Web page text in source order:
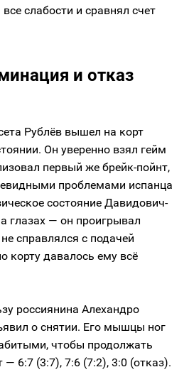
слабости и сравнял счет
и отказ
Рублёв вышел на корт
Он уверенно взял гейм
первый же брейк-пойнт,
проблемами испанца
состояние Давидович-
глазах — он проигрывал
справлялся с подачей
корту давалось ему всё
россиянина Алехандро
о снятии. Его мышцы ног
чтобы продолжать
— 6:7 (3:7), 7:6 (7:2), 3:0 (отказ).